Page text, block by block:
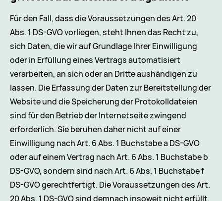
Für den Fall, dass die Voraussetzungen des Art. 20
Abs. 1 DS-GVO vorliegen, steht Ihnen das Recht zu,
sich Daten, die wir auf Grundlage Ihrer Einwilligung
oder in Erfüllung eines Vertrags automatisiert
verarbeiten, an sich oder an Dritte aushändigen zu
lassen. Die Erfassung der Daten zur Bereitstellung der
Website und die Speicherung der Protokolldateien
sind für den Betrieb der Internetseite zwingend
erforderlich. Sie beruhen daher nicht auf einer
Einwilligung nach Art. 6 Abs. 1 Buchstabe a DS-GVO
oder auf einem Vertrag nach Art. 6 Abs. 1 Buchstabe b
DS-GVO, sondern sind nach Art. 6 Abs. 1 Buchstabe f
DS-GVO gerechtfertigt. Die Voraussetzungen des Art.
20 Abs. 1 DS-GVO sind demnach insoweit nicht erfüllt.